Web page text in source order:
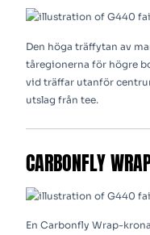
Den höga träffytan av
tåregionerna för högre
vid träffar utanför
utslag från tee.
CARBONFLY
En Carbonfly Wrap-